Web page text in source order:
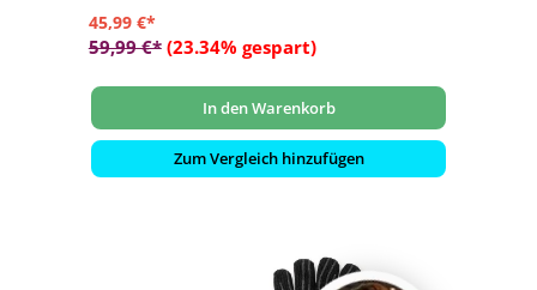
45,99 €*
59,99 €* (23.34% gespart)
In den Warenkorb
Zum Vergleich hinzufügen